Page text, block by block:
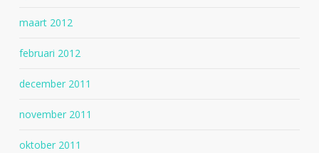
maart 2012
februari 2012
december 2011
november 2011
oktober 2011